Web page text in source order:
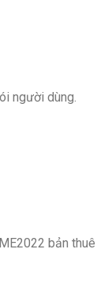
người dùng.
bản